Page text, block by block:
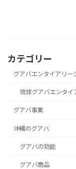
カテゴリー
グアバエンタイアリー
琉球グアバエンタイ
グアバ事業
沖縄のグアバ
グアバの効能
グアバ商品